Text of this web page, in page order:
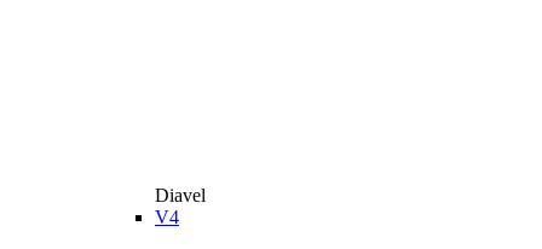
Diavel
V4